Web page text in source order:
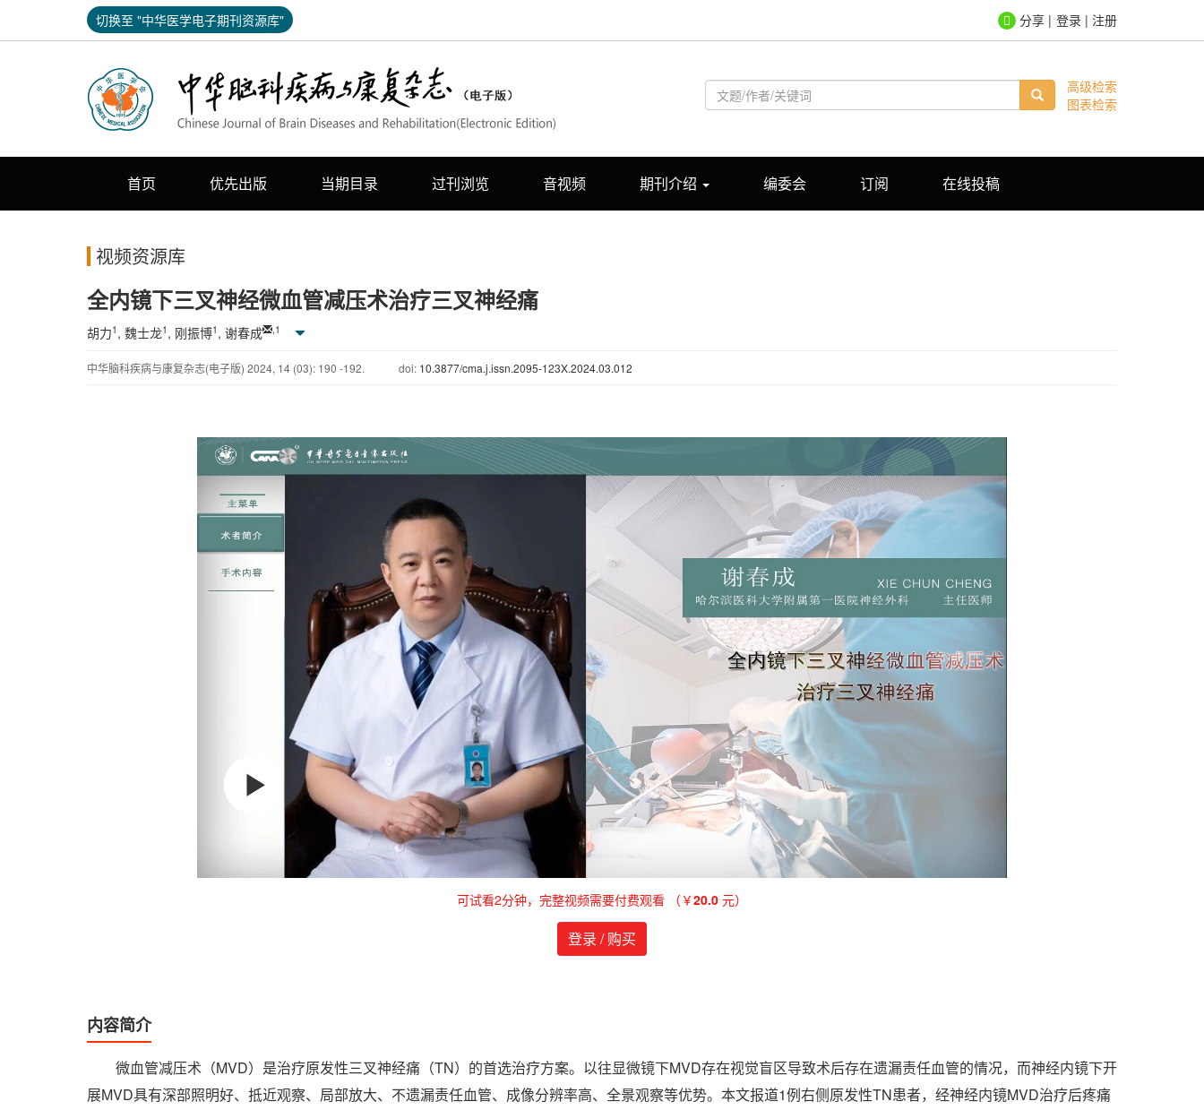
切换至 "中华医学电子期刊资源库" 登录 | 注册
高级检索
图表检索
首页 优先出版 当期目录 过刊浏览 音视频 期刊介绍 编委会 订阅 在线投稿
视频资源库
全内镜下三叉神经微血管减压术治疗三叉神经痛
胡力1 , 魏士龙1 , 刚振博1 , 谢春成 1
中华脑科疾病与康复杂志(电子版) 2024, 14 (03): 190 -192. doi: 10.3877/cma.j.issn.2095-123X.2024.03.012
可试看2分钟，完整视频需要付费观看 （￥20.0 元）
登录 / 购买
内容简介
微血管减压术（MVD）是治疗原发性三叉神经痛（TN）的首选治疗方案。以往显微镜下MVD存在视觉盲区导致术后存在遗漏责任血管的情况，而神经内镜下开
展MVD具有深部照明好、抵近观察、局部放大、不遗漏责任血管、成像分辨率高、全景观察等优势。本文报道1例右侧原发性TN患者，经神经内镜MVD治疗后疼痛